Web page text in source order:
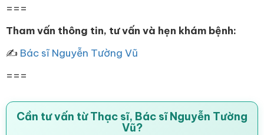
===
Tham vấn thông tin, tư vấn và hẹn khám bệnh:
✍ Bác sĩ Nguyễn Tường Vũ
===
Cần tư vấn từ Thạc sĩ, Bác sĩ Nguyễn Tường
Vũ?